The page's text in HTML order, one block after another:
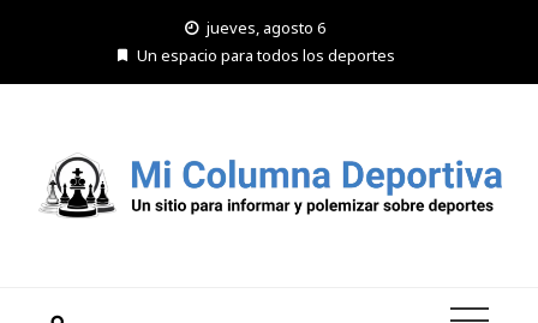
jueves, agosto 6
Un espacio para todos los deportes